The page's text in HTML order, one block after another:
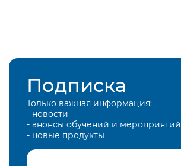
Подписка
Только важная информация:
- новости
- анонсы обучений и мероприятий
- новые продукты